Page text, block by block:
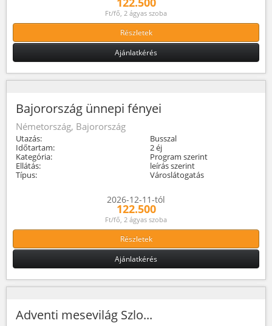
Ft/fő, 2 ágyas szoba
Részletek
Ajánlatkérés
Bajorország ünnepi fényei
Németország, Bajorország
Utazás:
Busszal
Időtartam:
2 éj
Kategória:
Program szerint
Ellátás:
leírás szerint
Típus:
Városlátogatás
2026-12-11-tól
122.500
Ft/fő, 2 ágyas szoba
Részletek
Ajánlatkérés
Adventi mesevilág Szlo...